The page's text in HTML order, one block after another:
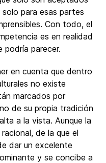
para esas partes
Con todo, el
es en realidad
podría parecer.
en cuenta que dentro
no existe
marcados por
de su propia tradición
a la vista. Aunque la
de la que el
dar un excelente
y se concibe a